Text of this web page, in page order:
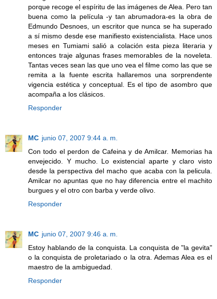
porque recoge el espíritu de las imágenes de Alea. Pero tan
buena como la película -y tan abrumadora-es la obra de
Edmundo Desnoes, un escritor que nunca se ha superado
a sí mismo desde ese manifiesto existencialista. Hace unos
meses en Tumiami salió a colación esta pieza literaria y
entonces traje algunas frases memorables de la noveleta.
Tantas veces sean las que uno vea el filme como las que se
remita a la fuente escrita hallaremos una sorprendente
vigencia estética y conceptual. Es el tipo de asombro que
acompaña a los clásicos.
Responder
MC junio 07, 2007 9:44 a. m.
Con todo el perdon de Cafeina y de Amilcar. Memorias ha
envejecido. Y mucho. Lo existencial aparte y claro visto
desde la perspectiva del macho que acaba con la pelicula.
Amilcar no apuntas que no hay diferencia entre el machito
burgues y el otro con barba y verde olivo.
Responder
MC junio 07, 2007 9:46 a. m.
Estoy hablando de la conquista. La conquista de "la gevita"
o la conquista de proletariado o la otra. Ademas Alea es el
maestro de la ambiguedad.
Responder